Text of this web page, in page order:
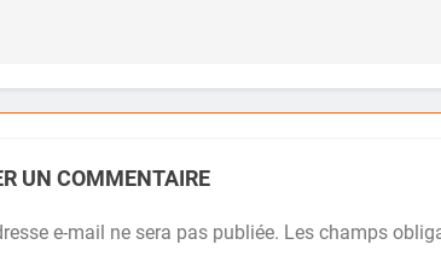
UN COMMENTAIRE
e-mail ne sera pas publiée. Les champs